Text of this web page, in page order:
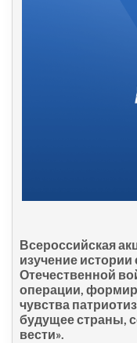
Всероссийская
изучение истории
Отечественной
операции,
чувства
будущее страны,
вести».